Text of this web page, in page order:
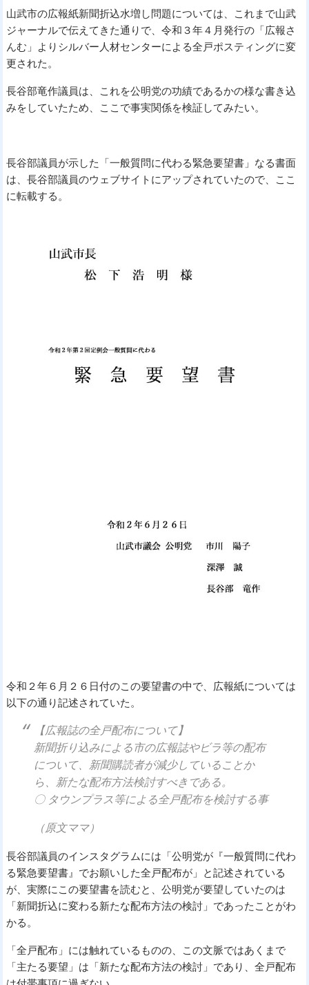
山武市の広報紙新聞折込水増し問題については、これまで山武
ジャーナルで伝えてきた通りで、令和３年４月発行の「広報さ
んむ」よりシルバー人材センターによる全戸ポスティングに変
更された。
長谷部竜作議員は、これを公明党の功績であるかの様な書き込
みをしていたため、ここで事実関係を検証してみたい。
長谷部議員が示した「一般質問に代わる緊急要望書」なる書面
は、長谷部議員のウェブサイトにアップされていたので、ここ
に転載する。
令和２年６月２６日付のこの要望書の中で、広報紙については
以下の通り記述されていた。
【広報誌の全戸配布について】
新聞折り込みによる市の広報誌やビラ等の配布
について、新聞購読者が減少していることか
ら、新たな配布方法検討すべきである。
〇 タウンプラス等による全戸配布を検討する事
（原文ママ）
長谷部議員のインスタグラムには「公明党が『一般質問に代わ
る緊急要望書』でお願いした全戸配布が」と記述されている
が、実際にこの要望書を読むと、公明党が要望していたのは
「新聞折込に変わる新たな配布方法の検討」であったことがわ
かる。
「全戸配布」には触れているものの、この文脈ではあくまで
「主たる要望」は「新たな配布方法の検討」であり、全戸配布